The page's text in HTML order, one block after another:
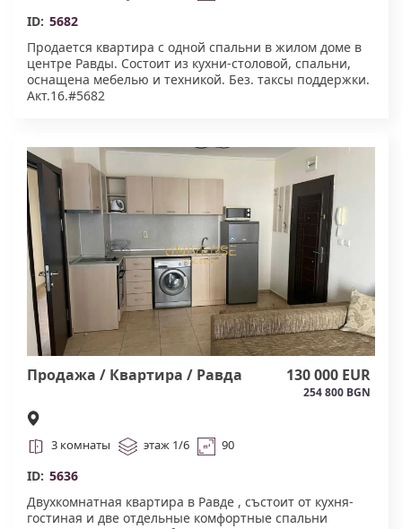
ID: 5682
Продается квартира с одной спальни в жилом доме в
центре Равды. Состоит из кухни-столовой, спальни,
оснащена мебелью и техникой. Без. таксы поддержки.
Акт.16.#5682
Продажа / Квартира / Равда 130 000 EUR
254 800 BGN
3 комнаты этаж 1/6 90
ID: 5636
Двухкомнатная квартира в Равде , състоит от кухня-
гостиная и две отдельные комфортные спальни